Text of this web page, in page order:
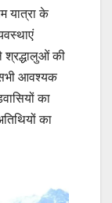
यात्रा के
श्रद्धालुओं की
आवश्यक
का
का